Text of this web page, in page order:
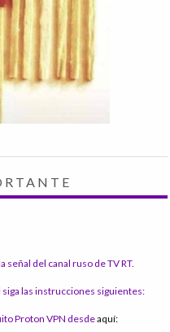
del canal ruso de TV RT.
las instrucciones siguientes:
Proton VPN desdeaquí: